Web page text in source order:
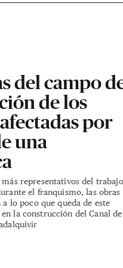
del campo
de los
por
una
más representativos del trabajo
el franquismo, las obras
lo poco que queda de este
la construcción del Canal de